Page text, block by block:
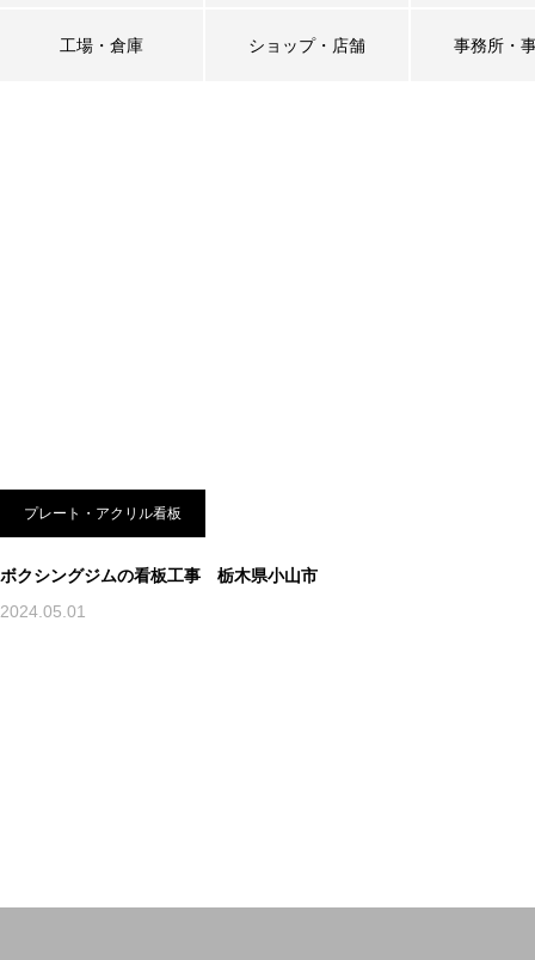
工場・倉庫 ショップ・店舗 事務所・
プレート・アクリル看板
ボクシングジムの看板工事 栃木県小山市
2024.05.01